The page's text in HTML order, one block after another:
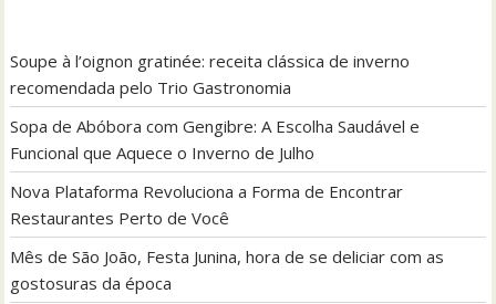
Soupe à l’oignon gratinée: receita clássica de inverno
recomendada pelo Trio Gastronomia
Sopa de Abóbora com Gengibre: A Escolha Saudável e
Funcional que Aquece o Inverno de Julho
Nova Plataforma Revoluciona a Forma de Encontrar
Restaurantes Perto de Você
Mês de São João, Festa Junina, hora de se deliciar com as
gostosuras da época